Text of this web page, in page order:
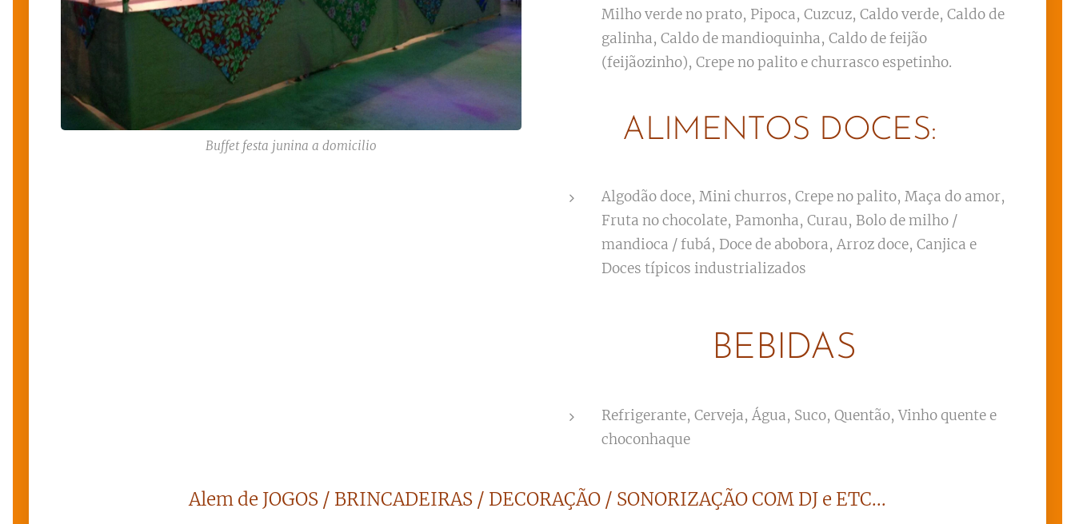
Buffet festa junina a domicilio
Milho verde no prato, Pipoca, Cuzcuz, Caldo verde, Caldo de
galinha, Caldo de mandioquinha, Caldo de feijão
(feijãozinho), Crepe no palito e churrasco espetinho.
ALIMENTOS DOCES:
Algodão doce, Mini churros, Crepe no palito, Maça do amor,
Fruta no chocolate, Pamonha, Curau, Bolo de milho /
mandioca / fubá, Doce de abobora, Arroz doce, Canjica e
Doces típicos industrializados
BEBIDAS
Refrigerante, Cerveja, Água, Suco, Quentão, Vinho quente e
choconhaque
Alem de JOGOS / BRINCADEIRAS / DECORAÇÃO / SONORIZAÇÃO COM DJ e ETC...